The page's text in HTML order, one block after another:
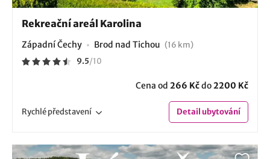
Rekreační areál Karolina
Západní Čechy Brod nad Tichou (16 km)
9.5/10
Cena od 266 Kčdo2200 Kč
Rychlépředstavení Detailubytování